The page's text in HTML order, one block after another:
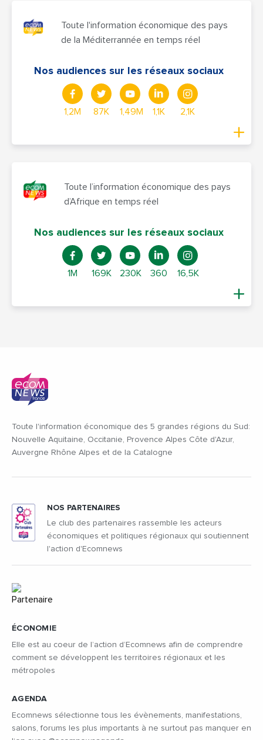
Toute l'information économique des pays
de la Méditerrannée en temps réel
Nos audiences sur les réseaux sociaux
1,2M 87K 1,49M 1,1K 2,1K
Toute l’information économique des pays
d’Afrique en temps réel
Nos audiences sur les réseaux sociaux
1M 169K 230K 360 16,5K
Toute l'information économique des 5 grandes régions du Sud:
Nouvelle Aquitaine, Occitanie, Provence Alpes Côte d'Azur,
Auvergne Rhône Alpes et de la Catalogne
ÉCONOMIE
Elle est au coeur de l’action d’Ecomnews afin de comprendre
comment se développent les territoires régionaux et les
métropoles
AGENDA
Ecomnews sélectionne tous les évènements, manifestations,
salons, forums les plus importants à ne surtout pas manquer en
NOS PARTENAIRES
Le club des partenaires rassemble les acteurs
économiques et politiques régionaux qui soutiennent
l'action d'Ecomnews